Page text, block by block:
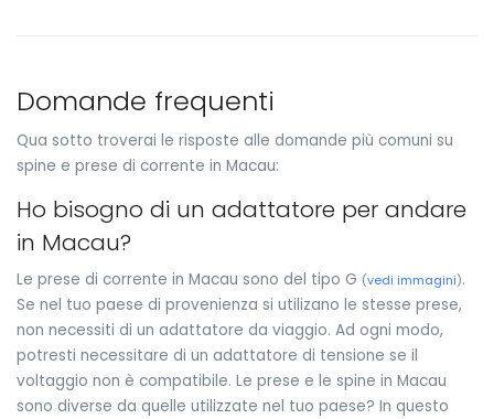
Domande frequenti
Qua sotto troverai le risposte alle domande più comuni su
spine e prese di corrente in Macau:
Ho bisogno di un adattatore per andare
in Macau?
Le prese di corrente in Macau sono del tipo G (vedi immagini).
Se nel tuo paese di provenienza si utilizano le stesse prese,
non necessiti di un adattatore da viaggio. Ad ogni modo,
potresti necessitare di un adattatore di tensione se il
voltaggio non è compatibile. Le prese e le spine in Macau
sono diverse da quelle utilizzate nel tuo paese? In questo